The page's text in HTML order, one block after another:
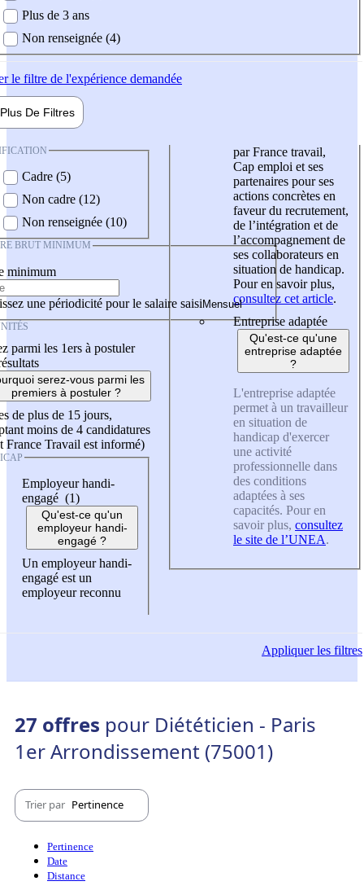
Plus de 3 ans
Non renseignée (4)
le filtre de l'expérience demandée
Plus De Filtres
Cadre (5)
Non cadre (12)
Non renseignée (10)
BRUT MINIMUM
minimum
une périodicité pour le salaire saisi
parmi les 1ers à postuler
serez-vous parmi les
premiers à postuler ?
de plus de 15 jours,
moins de 4 candidatures
France Travail est informé)
Employeur handi-
engagé (1)
Qu'est-ce qu'un
employeur handi-
engagé ?
Un employeur handi-
engagé est un
employeur reconnu
par France travail,
Cap emploi et ses
partenaires pour ses
actions concrètes en
faveur du recrutement,
de l’intégration et de
l’accompagnement de
ses collaborateurs en
situation de handicap.
Pour en savoir plus,
consultez cet article.
Entreprise adaptée
Qu'est-ce qu'une
entreprise adaptée
?
L'entreprise adaptée
permet à un travailleur
en situation de
handicap d'exercer
une activité
professionnelle dans
des conditions
adaptées à ses
capacités. Pour en
savoir plus, consultez
le site de l’UNEA.
Appliquerles filtres
27 offres pour Diététicien - Paris
1er Arrondissement (75001)
Trier par Pertinence
Pertinence
Date
Distance